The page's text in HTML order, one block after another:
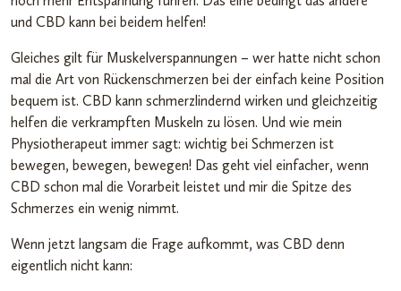
und CBD kann bei beidem helfen!
Gleiches gilt für Muskelverspannungen – wer hatte nicht schon
mal die Art von Rückenschmerzen bei der einfach keine Position
bequem ist. CBD kann schmerzlindernd wirken und gleichzeitig
helfen die verkrampften Muskeln zu lösen. Und wie mein
Physiotherapeut immer sagt: wichtig bei Schmerzen ist
bewegen, bewegen, bewegen! Das geht viel einfacher, wenn
CBD schon mal die Vorarbeit leistet und mir die Spitze des
Schmerzes ein wenig nimmt.
Wenn jetzt langsam die Frage aufkommt, was CBD denn
eigentlich nicht kann: